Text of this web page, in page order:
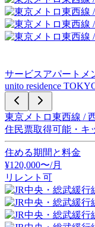
サービスアパートメ
unito residence
東京メトロ東西線 /
住民票取得可能・キ
住める期間と料金
¥120,000〜/月
リレント可